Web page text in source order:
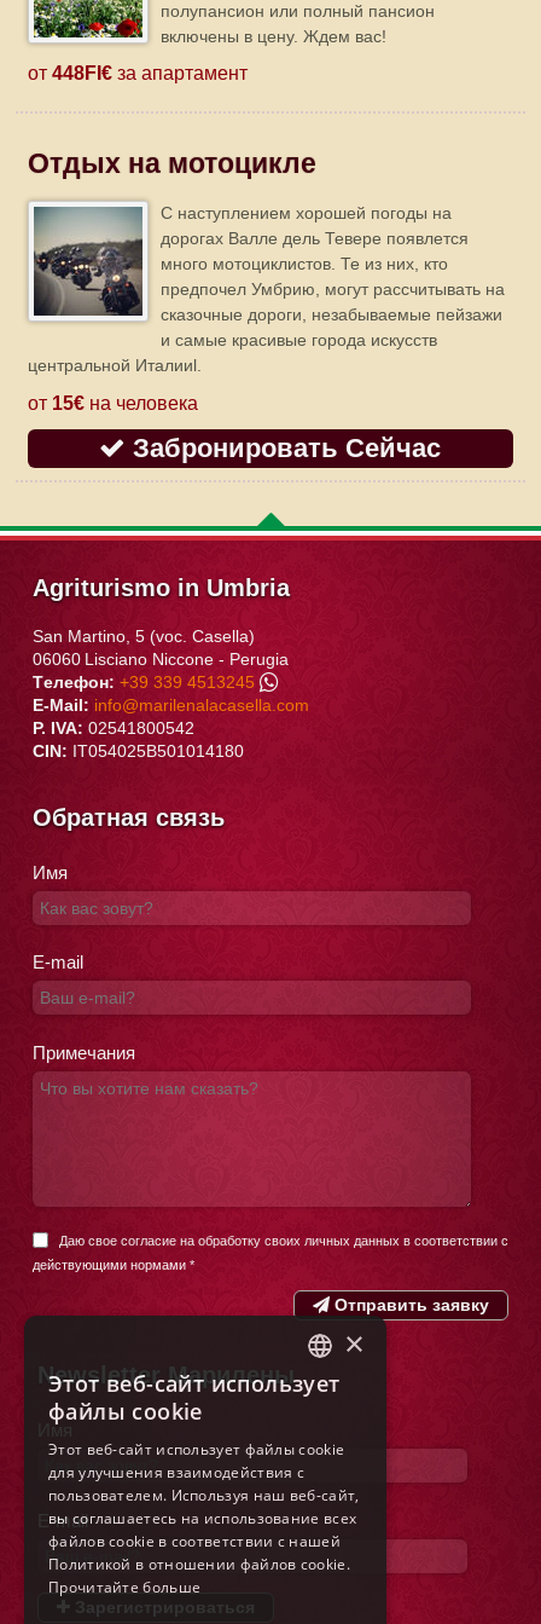
полупансион или полный пансион
включены в цену. Ждем вас!
от448FI€ за апартамент
Отдых на мотоцикле
C наступлением хорошей погоды на
дорогах Валле дель Тевере появлется
много мотоциклистов. Те из них, кто
предпочел Умбрию, могут рассчитывать на
сказочные дороги, незабываемые пейзажи
и самые красивые города искусств
центральной Италииl.
от 15€ на человека
Забронировать Сейчас
Agriturismo in Umbria
San Martino, 5 (voc. Casella)
06060 Lisciano Niccone- Perugia
Tелефон: +39 339 4513245
E-Mail: info@marilenalacasella.com
P. IVA: 02541800542
CIN: IT054025B501014180
Обратная связь
Имя
E-mail
Примечания
Даю свое согласие на обработку своих личных данных в соответствии с
действующими нормами*
Отправить заявку
Newsletter Марилены
Имя
E-mail
Зарегистрироваться
ITALIAN
GERMAN
SPANISH
×
Этот веб-сайт использует
файлы cookie
Этот веб-сайт использует файлы cookie
для улучшения взаимодействия с
пользователем. Используя наш веб-сайт,
вы соглашаетесь на использование всех
файлов cookie в соответствии с нашей
Политикой в ​​отношении файлов cookie.
Прочитайте больше